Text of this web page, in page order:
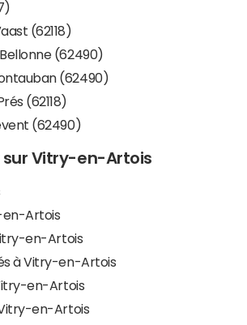
(62118)
(62490)
(62490)
(62118)
(62490)
sur Vitry-en-Artois
en-Artois
en-Artois
à Vitry-en-Artois
en-Artois
en-Artois